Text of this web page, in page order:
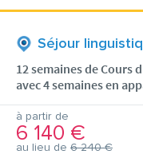
Séjour
12 semaines de Cours
avec 4 semaines en
à partir de
6 140 €
au lieu de 6 240 €